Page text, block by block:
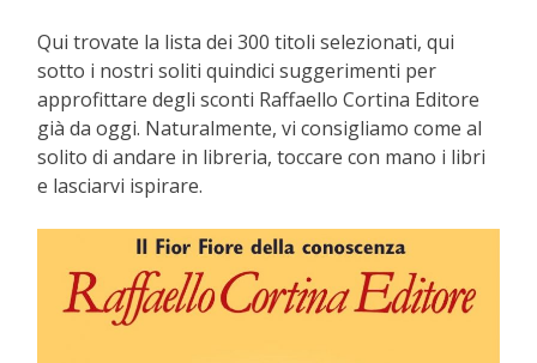
Qui trovate la lista dei 300 titoli selezionati, qui
sotto i nostri soliti quindici suggerimenti per
approfittare degli sconti Raffaello Cortina Editore
già da oggi. Naturalmente, vi consigliamo come al
solito di andare in libreria, toccare con mano i libri
e lasciarvi ispirare.